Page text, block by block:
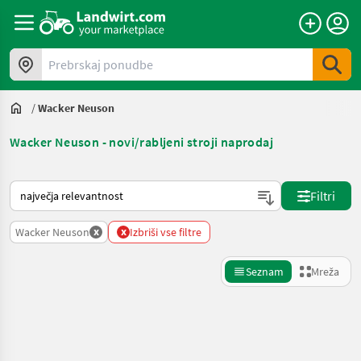
Prebrskaj ponudbe
/Wacker Neuson
Wacker Neuson - novi/rabljeni stroji naprodaj
Tako je razvrščeno na Landwirt.com
Filtri
Wacker Neuson x x Izbriši vse filtre
Seznam Mreža